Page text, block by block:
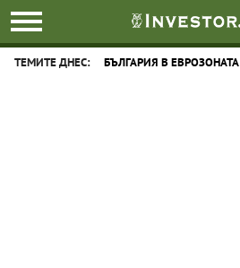
ТЕМИТЕ ДНЕС: БЪЛГАРИЯ В ЕВРОЗОНАТА